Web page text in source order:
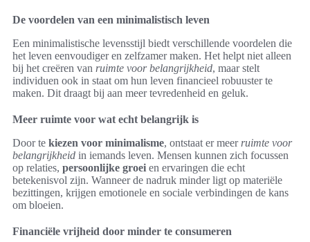
De voordelen van een minimalistisch leven
Een minimalistische levensstijl biedt verschillende voordelen die
het leven eenvoudiger en zelfzamer maken. Het helpt niet alleen
bij het creëren van ruimte voor belangrijkheid, maar stelt
individuen ook in staat om hun leven financieel robuuster te
maken. Dit draagt bij aan meer tevredenheid en geluk.
Meer ruimte voor wat echt belangrijk is
Door te kiezen voor minimalisme, ontstaat er meer ruimte voor
belangrijkheid in iemands leven. Mensen kunnen zich focussen
op relaties, persoonlijke groei en ervaringen die echt
betekenisvol zijn. Wanneer de nadruk minder ligt op materiële
bezittingen, krijgen emotionele en sociale verbindingen de kans
om bloeien.
Financiële vrijheid door minder te consumeren